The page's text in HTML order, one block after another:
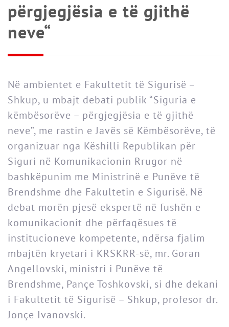
përgjegjësia e të gjithë
neve“
Në ambientet e Fakultetit të Sigurisë –
Shkup, u mbajt debati publik “Siguria e
këmbësorëve – përgjegjësia e të gjithë
neve”, me rastin e Javës së Këmbësorëve, të
organizuar nga Këshilli Republikan për
Siguri në Komunikacionin Rrugor në
bashkëpunim me Ministrinë e Punëve të
Brendshme dhe Fakultetin e Sigurisë. Në
debat morën pjesë ekspertë në fushën e
komunikacionit dhe përfaqësues të
institucioneve kompetente, ndërsa fjalim
mbajtën kryetari i KRSKRR-së, mr. Goran
Angellovski, ministri i Punëve të
Brendshme, Pançe Toshkovski, si dhe dekani
i Fakultetit të Sigurisë – Shkup, profesor dr.
Jonçe Ivanovski.